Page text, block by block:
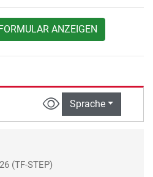
ANZEIGEN
Sprache
(TF-STEP)